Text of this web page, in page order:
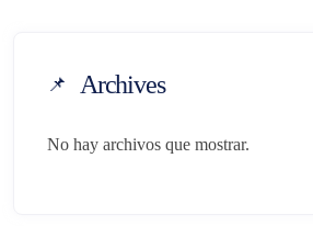
Archives
No hay archivos que mostrar.